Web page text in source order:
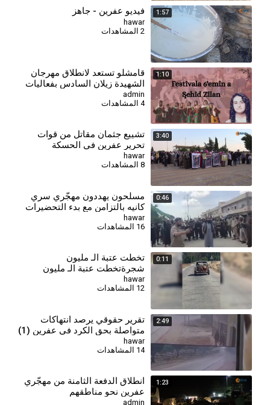
1:57 فيديو عفرين - جاهز
hawar
1:10
قامشلو تستعد لانطلاق مهرجان
الشهيدة زيلان السادس بفعاليات
رياضية وثقافية
admin
4 المشاهدات
3:40
تشييع جثمان مقاتل من قوات
تحرير عفرين في الحسكة
hawar
8 المشاهدات
0:46
مسلحون يهددون مهجّري سري
كانيه بالتزامن مع بدء التحضيرات
لعودتهم
hawar
16 المشاهدات
0:11
تخطت عتبة الـ مليون
شجرةتخطت عتبة الـ مليون
شجرة... استمرار الاحتطاب في
عفرين
hawar
2:49
تقرير حقوقي يرصد انتهاكات
متواصلة بحق الكرد في عفرين (1)
hawar
1:23
انطلاق الدفعة الثامنة من مهجّري
عفرين نحو مناطقهم
admin